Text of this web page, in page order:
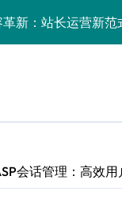
新：站长运营新范
新：技术视角下的
Linux数据库配置与
与稳定运行数据库
会话管理：高效